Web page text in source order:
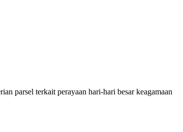
parsel terkait perayaan hari-hari besar keagamaan